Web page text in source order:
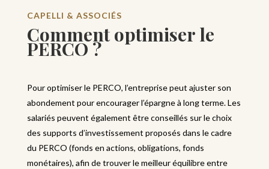
CAPELLI & ASSOCIÉS
Comment optimiser le
PERCO ?
Pour optimiser le PERCO, l’entreprise peut ajuster son
abondement pour encourager l’épargne à long terme. Les
salariés peuvent également être conseillés sur le choix
des supports d’investissement proposés dans le cadre
du PERCO (fonds en actions, obligations, fonds
monétaires), afin de trouver le meilleur équilibre entre